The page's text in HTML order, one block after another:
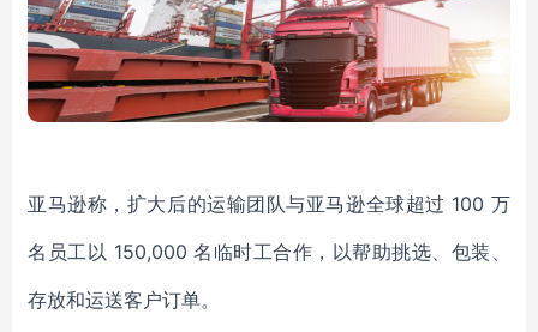
亚马逊称，扩大后的运输团队与亚马逊全球超过 100 万
名员工以 150,000 名临时工合作，以帮助挑选、包装、
存放和运送客户订单。